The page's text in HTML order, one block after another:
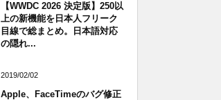
【WWDC 2026 決定版】250以
上の新機能を日本人フリーク
目線で総まとめ。日本語対応
の隠れ...
2019/02/02
Apple、FaceTimeのバグ修正